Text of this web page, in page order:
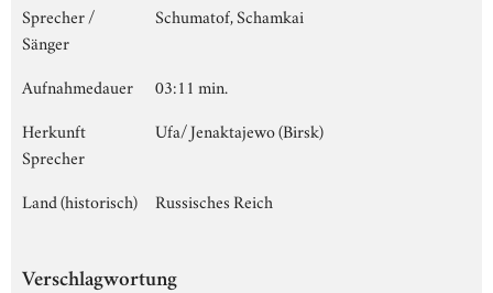
Sprecher /
Sänger
Schumatof, Schamkai
Aufnahmedauer
03:11 min.
Herkunft
Sprecher
Ufa/ Jenaktajewo (Birsk)
Land (historisch) Russisches Reich
Verschlagwortung